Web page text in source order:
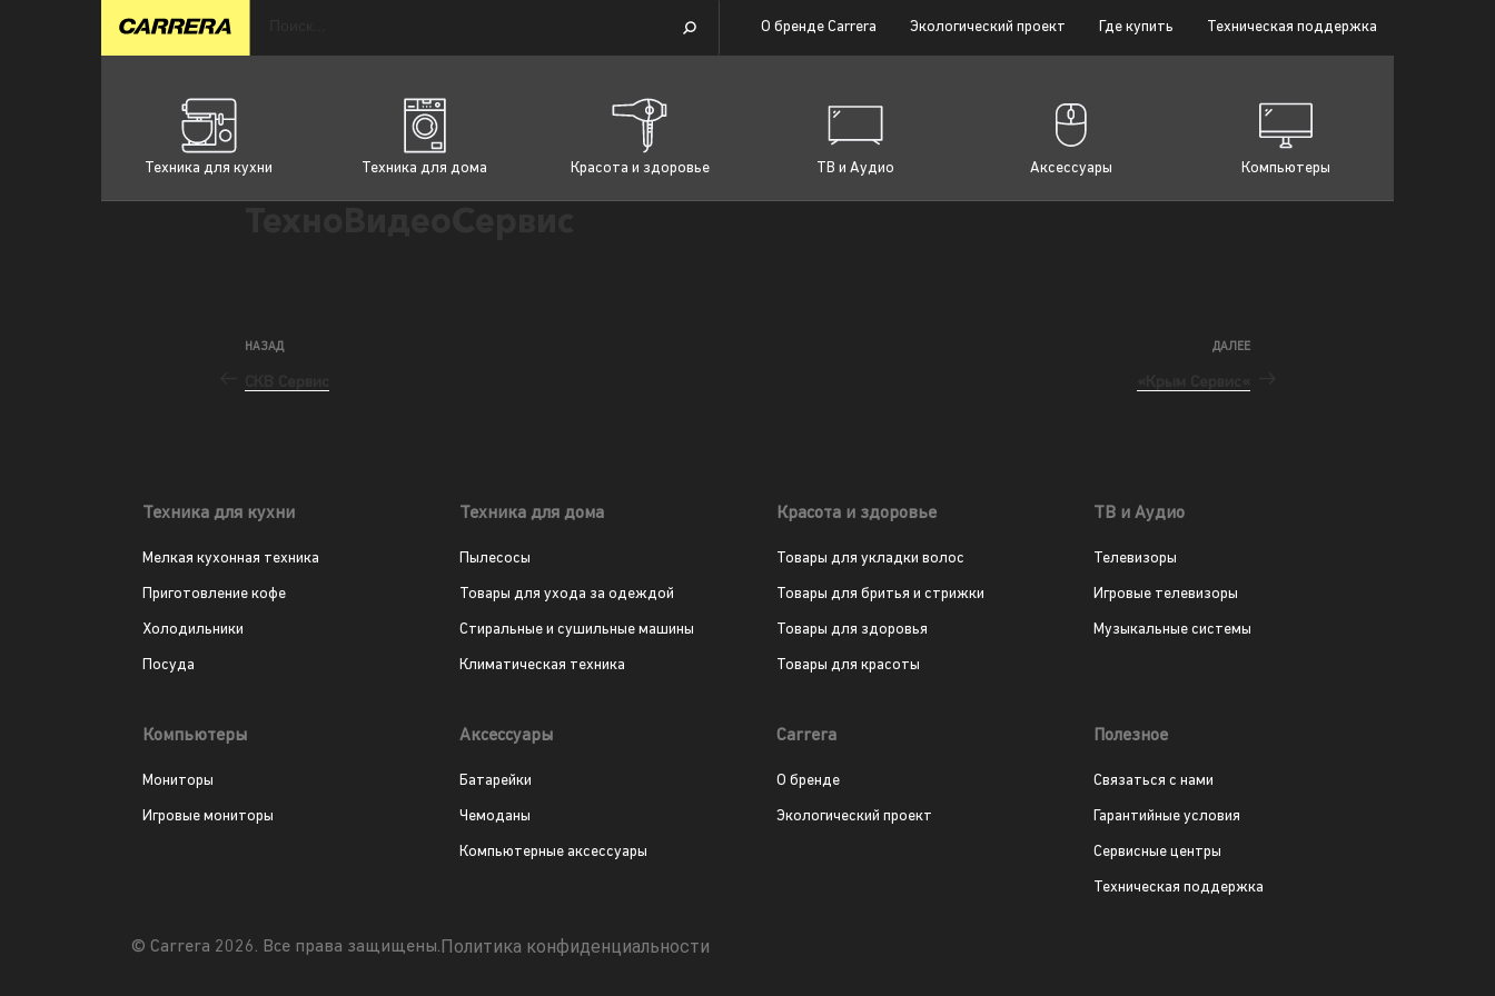
О бренде Carrera Экологический проект Где купить Техническая поддержка
Техника для кухни Техника для дома Красота и здоровье ТВ и Аудио Аксессуары Компьютеры
НАЗАД ДАЛЕЕ
Техника для кухни
Мелкая кухонная техника
Приготовление кофе
Холодильники
Посуда
Техника для дома
Пылесосы
Товары для ухода за одеждой
Стиральные и сушильные машины
Климатическая техника
Красота и здоровье
Товары для укладки волос
Товары для бритья и стрижки
Товары для здоровья
Товары для красоты
ТВ и Аудио
Телевизоры
Игровые телевизоры
Музыкальные системы
Компьютеры
Мониторы
Игровые мониторы
Аксессуары
Батарейки
Чемоданы
Компьютерные аксессуары
Carrera
О бренде
Экологический проект
Полезное
Связаться с нами
Гарантийные условия
Сервисные центры
Техническая поддержка
© Carrera 2026. Все права защищены.Политика конфиденциальности